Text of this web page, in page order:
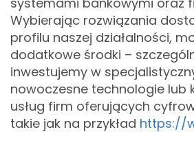
Wybierając rozwiązania
profilu naszej działalności,
dodatkowe środki –
inwestujemy w
nowoczesne technologie lub
usług firm oferujących
takie jak na przykład https://